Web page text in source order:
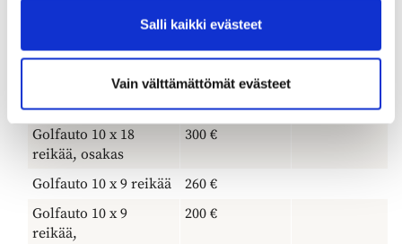
Salli kaikki evästeet
Vain välttämättömät evästeet
Golfauto 9 reikää,
osakas
24 €
Golfauto 10 x 18
reikää
390 €
Golfauto 10 x 18
reikää, osakas
300 €
Golfauto 10 x 9 reikää
260 €
Golfauto 10 x 9
reikää,
200 €